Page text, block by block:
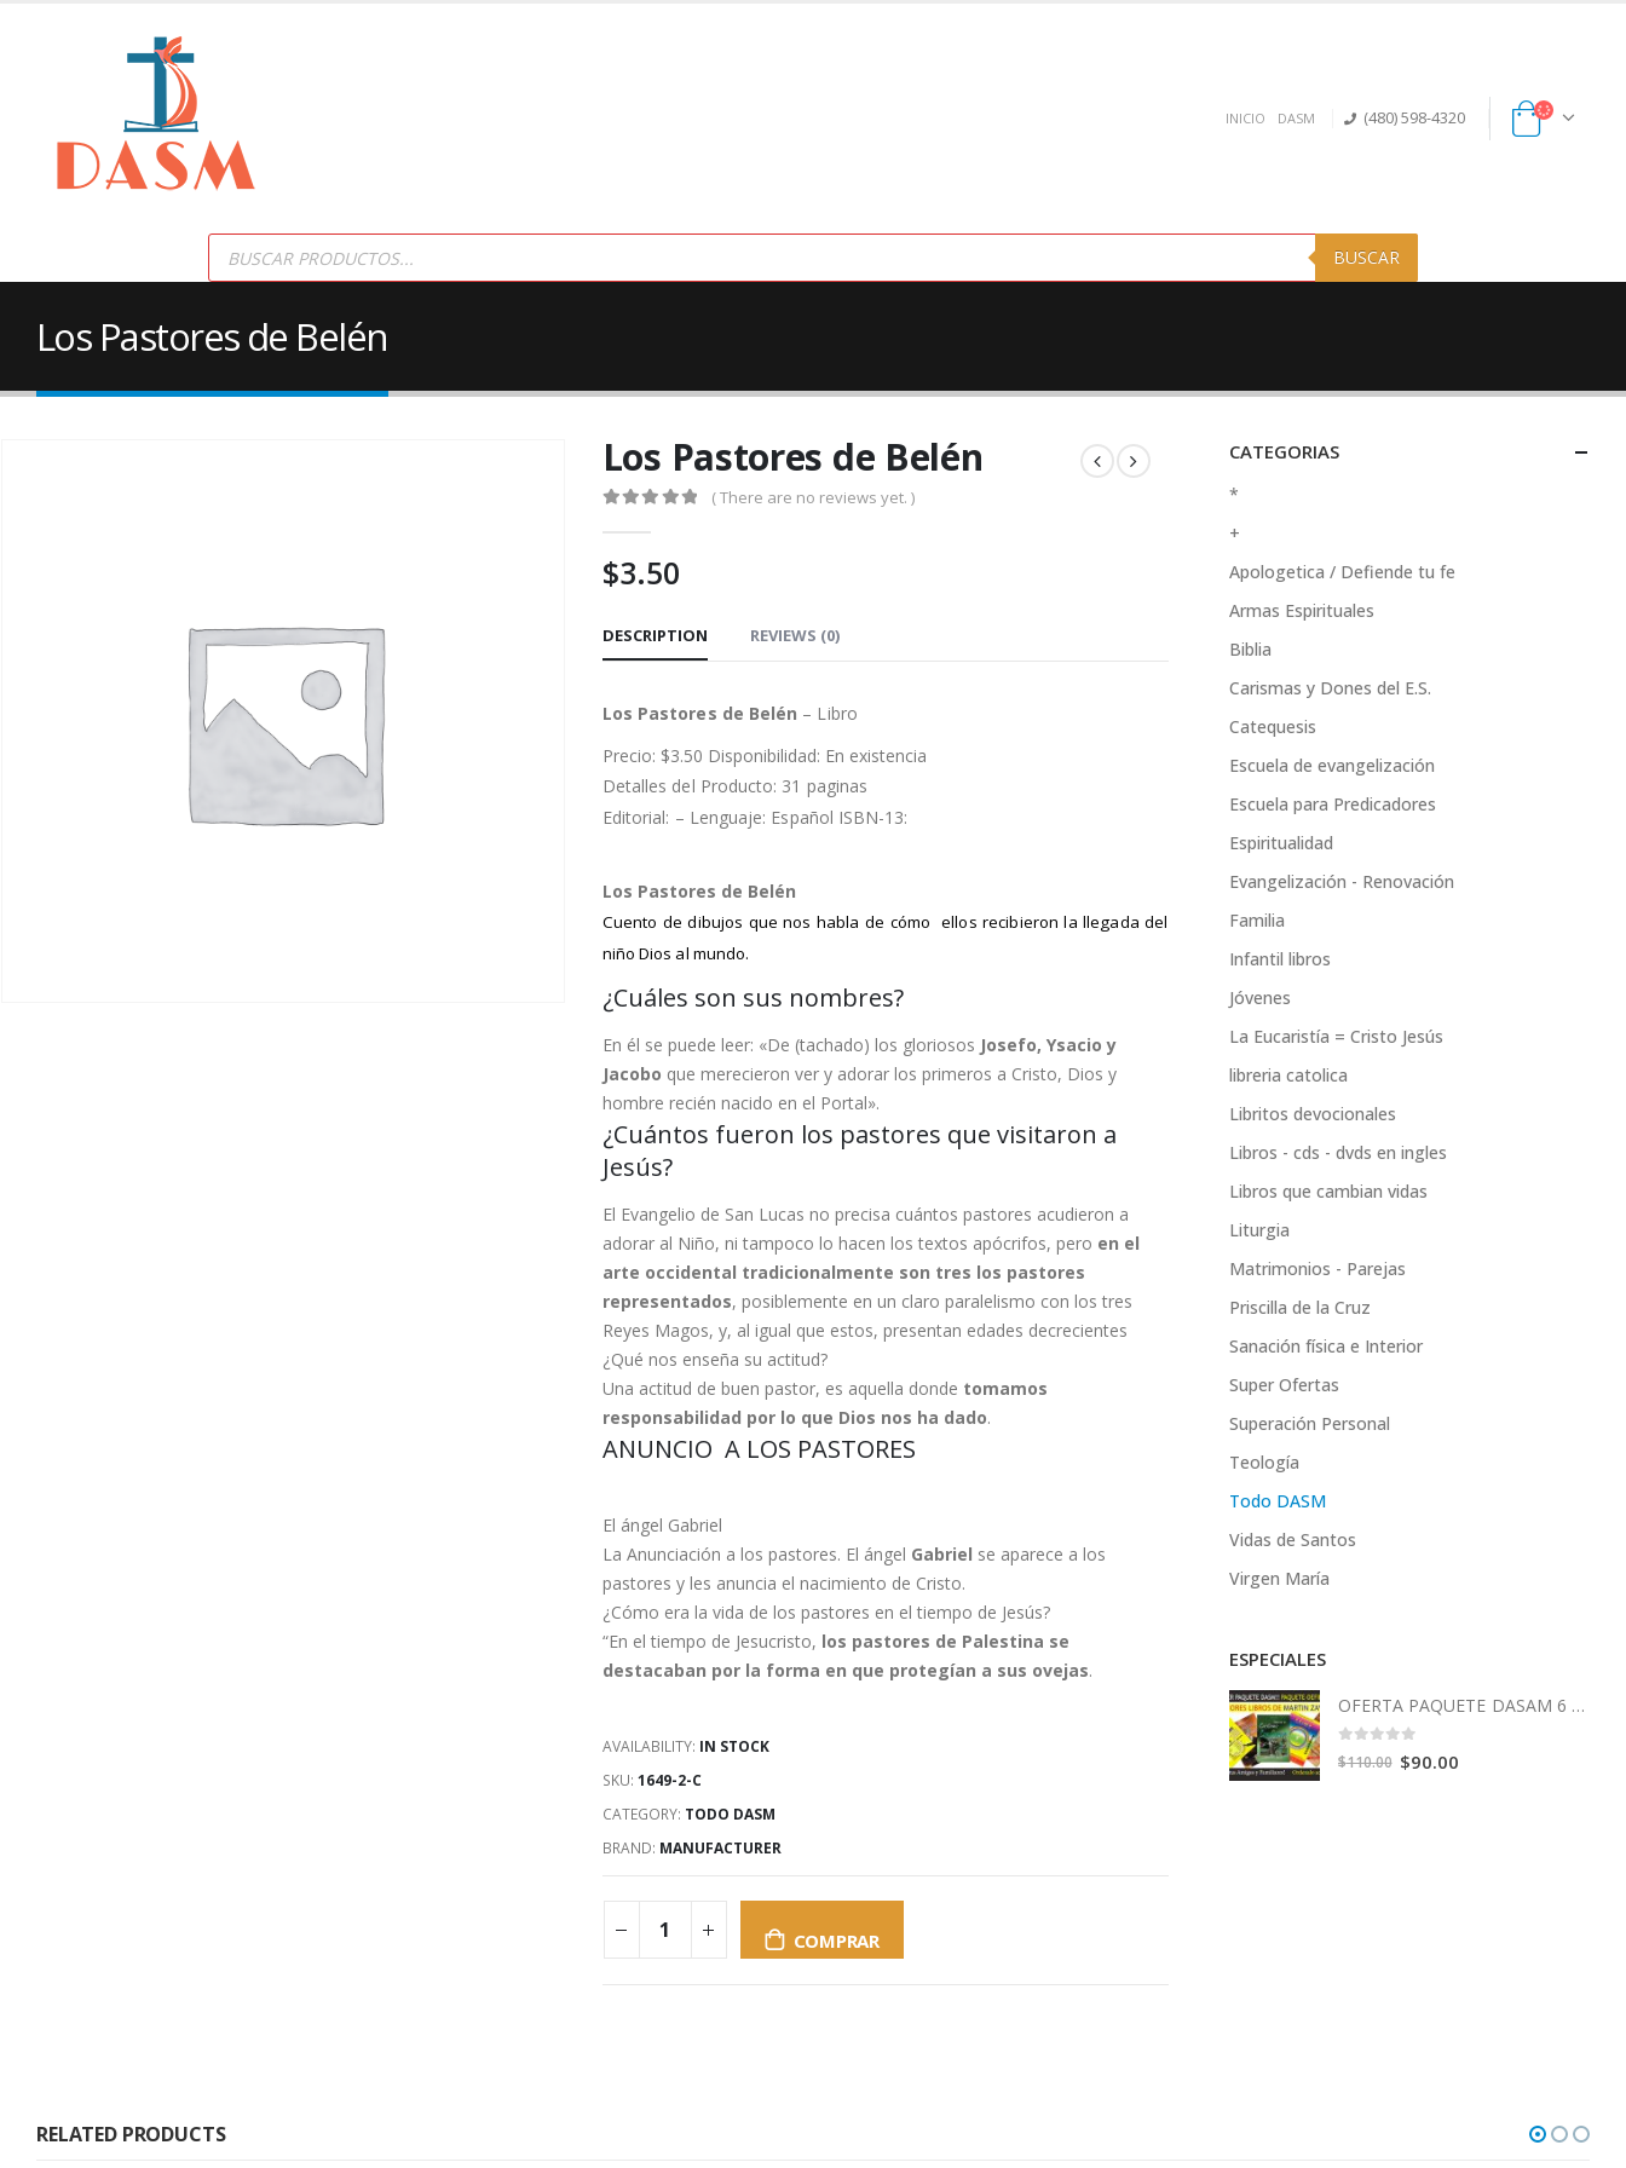
INICIO DASM (480) 598-4320
Products
search BUSCAR
Los Pastores de Belén
Los Pastores de Belén
( There are no reviews yet. )
$3.50
DESCRIPTION REVIEWS (0)
Los Pastores de Belén – Libro
Precio: $3.50 Disponibilidad: En existencia
Detalles del Producto: 31 paginas
Editorial: – Lenguaje: Español ISBN-13:
Los Pastores de Belén
Cuento de dibujos que nos habla de cómo ellos recibieron la llegada del
niño Dios al mundo.
¿Cuáles son sus nombres?
En él se puede leer: «De (tachado) los gloriosos Josefo, Ysacio y
Jacobo que merecieron ver y adorar los primeros a Cristo, Dios y
hombre recién nacido en el Portal».
¿Cuántos fueron los pastores que visitaron a
Jesús?
El Evangelio de San Lucas no precisa cuántos pastores acudieron a
adorar al Niño, ni tampoco lo hacen los textos apócrifos, pero en el
arte occidental tradicionalmente son tres los pastores
representados, posiblemente en un claro paralelismo con los tres
Reyes Magos, y, al igual que estos, presentan edades decrecientes
¿Qué nos enseña su actitud?
Una actitud de buen pastor, es aquella donde tomamos
responsabilidad por lo que Dios nos ha dado.
ANUNCIO A LOS PASTORES
El ángel Gabriel
La Anunciación a los pastores. El ángel Gabriel se aparece a los
pastores y les anuncia el nacimiento de Cristo.
¿Cómo era la vida de los pastores en el tiempo de Jesús?
“En el tiempo de Jesucristo, los pastores de Palestina se
destacaban por la forma en que protegían a sus ovejas.
AVAILABILITY: IN STOCK
SKU: 1649-2-C
CATEGORY: TODO DASM
BRAND: MANUFACTURER
COMPRAR
CATEGORIAS
*
+
Apologetica / Defiende tu fe
Armas Espirituales
Biblia
Carismas y Dones del E.S.
Catequesis
Escuela de evangelización
Escuela para Predicadores
Espiritualidad
Evangelización - Renovación
Familia
Infantil libros
Jóvenes
La Eucaristía = Cristo Jesús
libreria catolica
Libritos devocionales
Libros - cds - dvds en ingles
Libros que cambian vidas
Liturgia
Matrimonios - Parejas
Priscilla de la Cruz
Sanación física e Interior
Super Ofertas
Superación Personal
Teología
Todo DASM
Vidas de Santos
Virgen María
ESPECIALES
OFERTA PAQUETE DASAM 6 Libros
0 out of 5
$110.00 Original
$90.00Current
RELATED PRODUCTS